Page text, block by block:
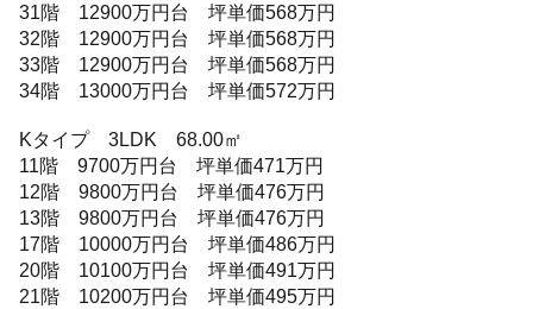
31階 12900万円台 坪単価568万円
32階 12900万円台 坪単価568万円
33階 12900万円台 坪単価568万円
34階 13000万円台 坪単価572万円
Kタイプ 3LDK 68.00㎡
11階 9700万円台 坪単価471万円
12階 9800万円台 坪単価476万円
13階 9800万円台 坪単価476万円
17階 10000万円台 坪単価486万円
20階 10100万円台 坪単価491万円
21階 10200万円台 坪単価495万円